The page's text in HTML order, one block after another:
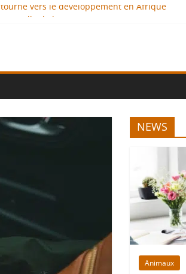
vers le développement en Afrique
internationale
NEWS
Animaux